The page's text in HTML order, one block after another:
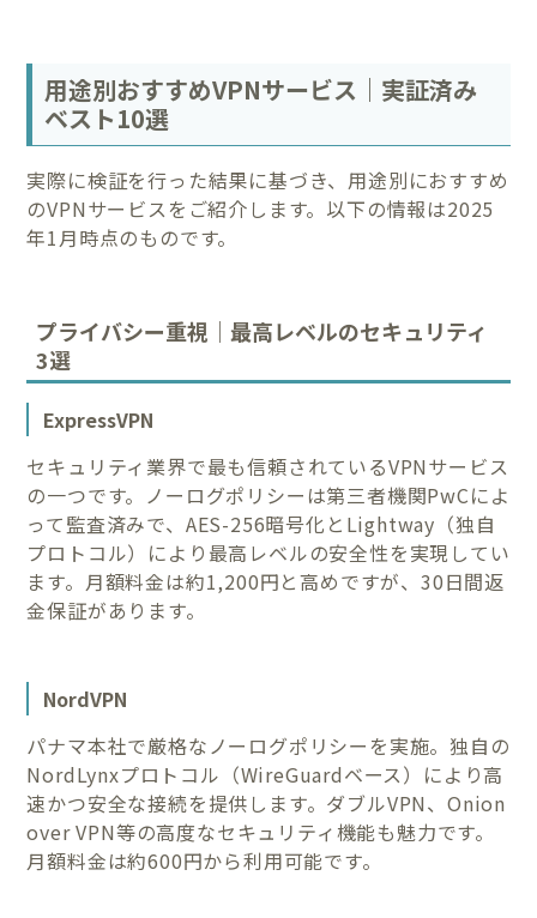
用途別おすすめVPNサービス｜実証済み
ベスト10選
実際に検証を行った結果に基づき、用途別におすすめ
のVPNサービスをご紹介します。以下の情報は2025
年1月時点のものです。
プライバシー重視｜最高レベルのセキュリティ
3選
ExpressVPN
セキュリティ業界で最も信頼されているVPNサービス
の一つです。ノーログポリシーは第三者機関PwCによ
って監査済みで、AES-256暗号化とLightway（独自
プロトコル）により最高レベルの安全性を実現してい
ます。月額料金は約1,200円と高めですが、30日間返
金保証があります。
NordVPN
パナマ本社で厳格なノーログポリシーを実施。独自の
NordLynxプロトコル（WireGuardベース）により高
速かつ安全な接続を提供します。ダブルVPN、Onion
over VPN等の高度なセキュリティ機能も魅力です。
月額料金は約600円から利用可能です。